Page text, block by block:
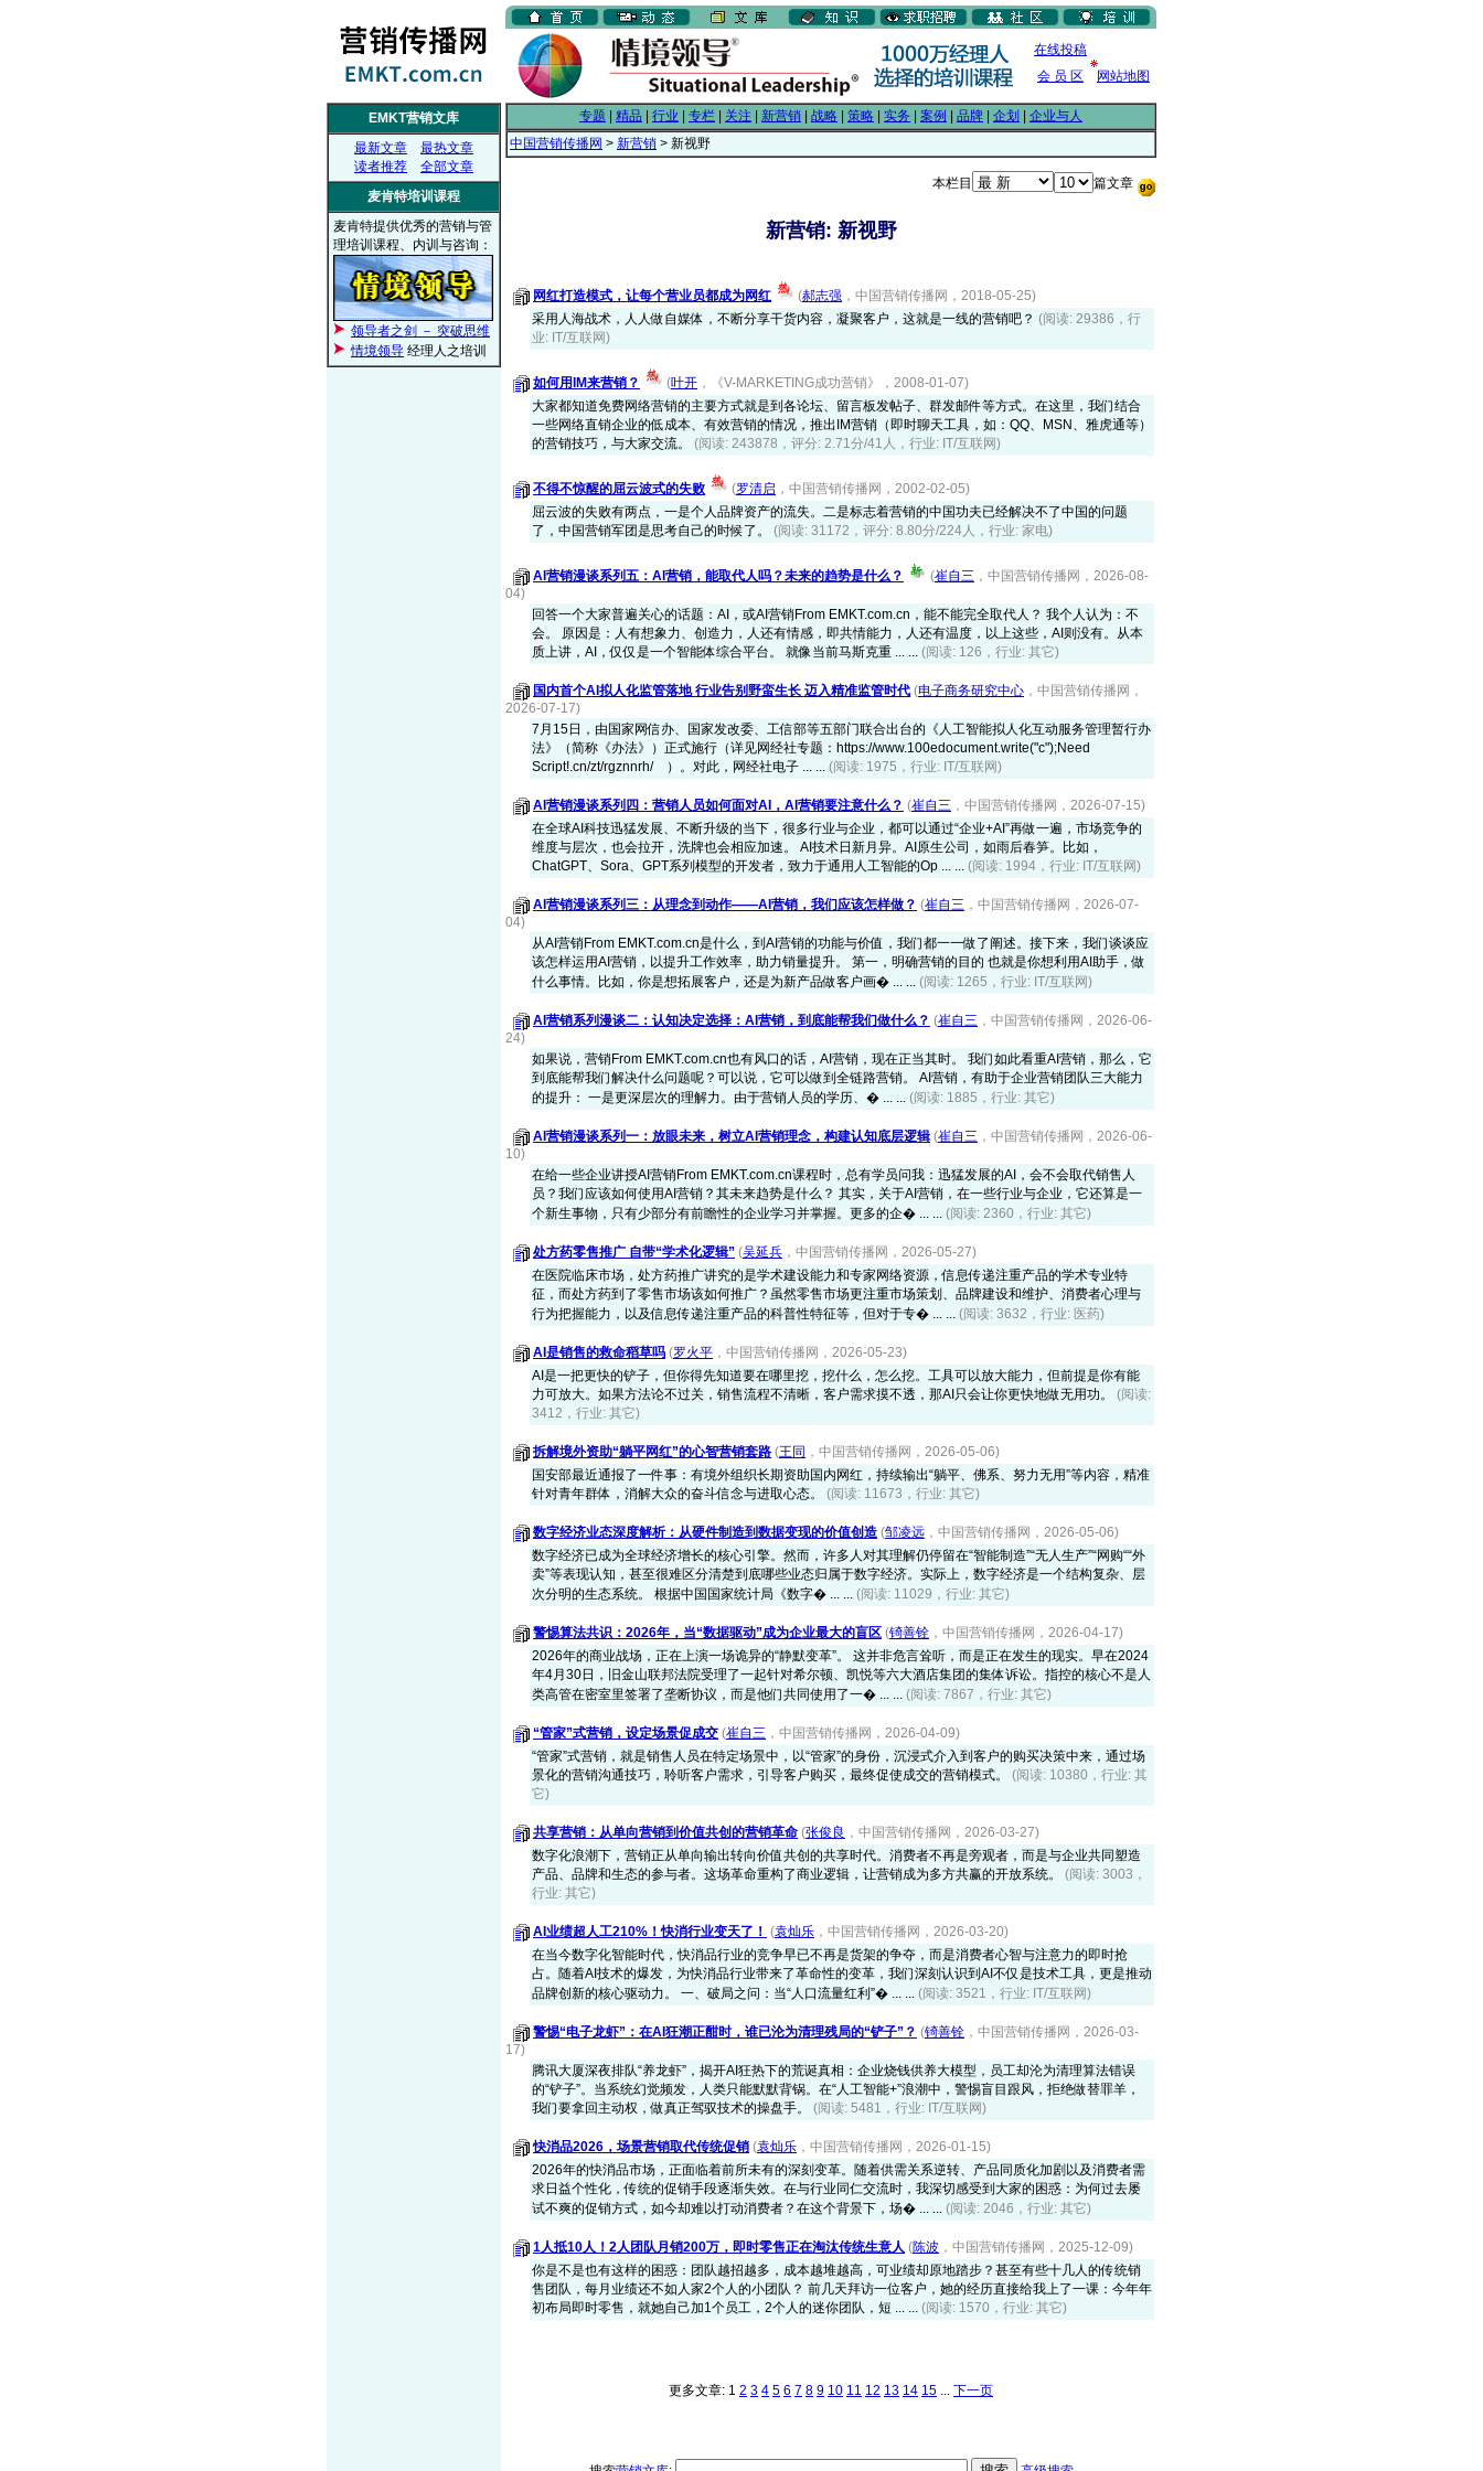
在线投稿
会 员 区
网站地图
EMKT营销文库
最新文章
最热文章
读者推荐
全部文章
麦肯特培训课程
麦肯特提供优秀的营销与管
理培训课程、内训与咨询：
领导者之剑 － 突破思维
情境领导 经理人之培训
专题 精品 行业 专栏 关注 新营销 战略 策略 实务 案例 品牌 企划
企业与人
中国营销传播网 > 新营销 > 新视野
本栏目 篇文章
新营销: 新视野
网红打造模式，让每个营业员都成为网红 (郝志强 ，中国营销传播网，2018-05-25)
采用人海战术，人人做自媒体，不断分享干货内容，凝聚客户，这就是一线的营销吧？ (阅读: 29386，行
业: IT/互联网)
如何用IM来营销？ (叶开 ，《V-MARKETING成功营销》，2008-01-07)
大家都知道免费网络营销的主要方式就是到各论坛、留言板发帖子、群发邮件等方式。在这里，我们结合
一些网络直销企业的低成本、有效营销的情况，推出IM营销（即时聊天工具，如：QQ、MSN、雅虎通等）
的营销技巧，与大家交流。 (阅读: 243878，评分: 2.71分/41人，行业: IT/互联网)
不得不惊醒的屈云波式的失败 (罗清启 ，中国营销传播网，2002-02-05)
屈云波的失败有两点，一是个人品牌资产的流失。二是标志着营销的中国功夫已经解决不了中国的问题
了，中国营销军团是思考自己的时候了。 (阅读: 31172，评分: 8.80分/224人，行业: 家电)
AI营销漫谈系列五：AI营销，能取代人吗？未来的趋势是什么？ (崔自三 ，中国营销传播网，2026-08-
04)
回答一个大家普遍关心的话题：AI，或AI营销From EMKT.com.cn，能不能完全取代人？ 我个人认为：不
会。 原因是：人有想象力、创造力，人还有情感，即共情能力，人还有温度，以上这些，AI则没有。从本
质上讲，AI，仅仅是一个智能体综合平台。 就像当前马斯克重 ... ... (阅读: 126，行业: 其它)
国内首个AI拟人化监管落地 行业告别野蛮生长 迈入精准监管时代 (电子商务研究中心 ，中国营销传播网，
2026-07-17)
7月15日，由国家网信办、国家发改委、工信部等五部门联合出台的《人工智能拟人化互动服务管理暂行办
法》（简称《办法》）正式施行（详见网经社专题：https://www.100edocument.write("c");Need
Script!.cn/zt/rgznnrh/ ）。对此，网经社电子 ... ... (阅读: 1975，行业: IT/互联网)
AI营销漫谈系列四：营销人员如何面对AI，AI营销要注意什么？ (崔自三 ，中国营销传播网，2026-07-15)
在全球AI科技迅猛发展、不断升级的当下，很多行业与企业，都可以通过“企业+AI”再做一遍，市场竞争的
维度与层次，也会拉开，洗牌也会相应加速。 AI技术日新月异。AI原生公司，如雨后春笋。比如，
ChatGPT、Sora、GPT系列模型的开发者，致力于通用人工智能的Op ... ... (阅读: 1994，行业: IT/互联网)
AI营销漫谈系列三：从理念到动作——AI营销，我们应该怎样做？ (崔自三 ，中国营销传播网，2026-07-
04)
从AI营销From EMKT.com.cn是什么，到AI营销的功能与价值，我们都一一做了阐述。接下来，我们谈谈应
该怎样运用AI营销，以提升工作效率，助力销量提升。 第一，明确营销的目的 也就是你想利用AI助手，做
什么事情。比如，你是想拓展客户，还是为新产品做客户画� ... ... (阅读: 1265，行业: IT/互联网)
AI营销系列漫谈二：认知决定选择：AI营销，到底能帮我们做什么？ (崔自三 ，中国营销传播网，2026-06-
24)
如果说，营销From EMKT.com.cn也有风口的话，AI营销，现在正当其时。 我们如此看重AI营销，那么，它
到底能帮我们解决什么问题呢？可以说，它可以做到全链路营销。 AI营销，有助于企业营销团队三大能力
的提升： 一是更深层次的理解力。由于营销人员的学历、� ... ... (阅读: 1885，行业: 其它)
AI营销漫谈系列一：放眼未来，树立AI营销理念，构建认知底层逻辑 (崔自三 ，中国营销传播网，2026-06-
10)
在给一些企业讲授AI营销From EMKT.com.cn课程时，总有学员问我：迅猛发展的AI，会不会取代销售人
员？我们应该如何使用AI营销？其未来趋势是什么？ 其实，关于AI营销，在一些行业与企业，它还算是一
个新生事物，只有少部分有前瞻性的企业学习并掌握。更多的企� ... ... (阅读: 2360，行业: 其它)
处方药零售推广 自带“学术化逻辑” (吴延兵 ，中国营销传播网，2026-05-27)
在医院临床市场，处方药推广讲究的是学术建设能力和专家网络资源，信息传递注重产品的学术专业特
征，而处方药到了零售市场该如何推广？虽然零售市场更注重市场策划、品牌建设和维护、消费者心理与
行为把握能力，以及信息传递注重产品的科普性特征等，但对于专� ... ... (阅读: 3632，行业: 医药)
AI是销售的救命稻草吗 (罗火平 ，中国营销传播网，2026-05-23)
AI是一把更快的铲子，但你得先知道要在哪里挖，挖什么，怎么挖。工具可以放大能力，但前提是你有能
力可放大。如果方法论不过关，销售流程不清晰，客户需求摸不透，那AI只会让你更快地做无用功。 (阅读:
3412，行业: 其它)
拆解境外资助“躺平网红”的心智营销套路 (王同 ，中国营销传播网，2026-05-06)
国安部最近通报了一件事：有境外组织长期资助国内网红，持续输出“躺平、佛系、努力无用”等内容，精准
针对青年群体，消解大众的奋斗信念与进取心态。 (阅读: 11673，行业: 其它)
数字经济业态深度解析：从硬件制造到数据变现的价值创造 (邹凌远 ，中国营销传播网，2026-05-06)
数字经济已成为全球经济增长的核心引擎。然而，许多人对其理解仍停留在“智能制造”“无人生产”“网购““外
卖”等表现认知，甚至很难区分清楚到底哪些业态归属于数字经济。实际上，数字经济是一个结构复杂、层
次分明的生态系统。 根据中国国家统计局《数字� ... ... (阅读: 11029，行业: 其它)
警惕算法共识：2026年，当“数据驱动”成为企业最大的盲区 (锜善铨 ，中国营销传播网，2026-04-17)
2026年的商业战场，正在上演一场诡异的“静默变革”。 这并非危言耸听，而是正在发生的现实。早在2024
年4月30日，旧金山联邦法院受理了一起针对希尔顿、凯悦等六大酒店集团的集体诉讼。指控的核心不是人
类高管在密室里签署了垄断协议，而是他们共同使用了一� ... ... (阅读: 7867，行业: 其它)
“管家”式营销，设定场景促成交 (崔自三 ，中国营销传播网，2026-04-09)
“管家”式营销，就是销售人员在特定场景中，以“管家”的身份，沉浸式介入到客户的购买决策中来，通过场
景化的营销沟通技巧，聆听客户需求，引导客户购买，最终促使成交的营销模式。 (阅读: 10380，行业: 其
它)
共享营销：从单向营销到价值共创的营销革命 (张俊良 ，中国营销传播网，2026-03-27)
数字化浪潮下，营销正从单向输出转向价值共创的共享时代。消费者不再是旁观者，而是与企业共同塑造
产品、品牌和生态的参与者。这场革命重构了商业逻辑，让营销成为多方共赢的开放系统。 (阅读: 3003，
行业: 其它)
AI业绩超人工210%！快消行业变天了！ (袁灿乐 ，中国营销传播网，2026-03-20)
在当今数字化智能时代，快消品行业的竞争早已不再是货架的争夺，而是消费者心智与注意力的即时抢
占。随着AI技术的爆发，为快消品行业带来了革命性的变革，我们深刻认识到AI不仅是技术工具，更是推动
品牌创新的核心驱动力。 一、破局之问：当“人口流量红利”� ... ... (阅读: 3521，行业: IT/互联网)
警惕“电子龙虾”：在AI狂潮正酣时，谁已沦为清理残局的“铲子”？ (锜善铨 ，中国营销传播网，2026-03-
17)
腾讯大厦深夜排队“养龙虾”，揭开AI狂热下的荒诞真相：企业烧钱供养大模型，员工却沦为清理算法错误
的“铲子”。当系统幻觉频发，人类只能默默背锅。在“人工智能+”浪潮中，警惕盲目跟风，拒绝做替罪羊，
我们要拿回主动权，做真正驾驭技术的操盘手。 (阅读: 5481，行业: IT/互联网)
快消品2026，场景营销取代传统促销 (袁灿乐 ，中国营销传播网，2026-01-15)
2026年的快消品市场，正面临着前所未有的深刻变革。随着供需关系逆转、产品同质化加剧以及消费者需
求日益个性化，传统的促销手段逐渐失效。在与行业同仁交流时，我深切感受到大家的困惑：为何过去屡
试不爽的促销方式，如今却难以打动消费者？在这个背景下，场� ... ... (阅读: 2046，行业: 其它)
1人抵10人！2人团队月销200万，即时零售正在淘汰传统生意人 (陈波 ，中国营销传播网，2025-12-09)
你是不是也有这样的困惑：团队越招越多，成本越堆越高，可业绩却原地踏步？甚至有些十几人的传统销
售团队，每月业绩还不如人家2个人的小团队？ 前几天拜访一位客户，她的经历直接给我上了一课：今年年
初布局即时零售，就她自己加1个员工，2个人的迷你团队，短 ... ... (阅读: 1570，行业: 其它)
更多文章: 1 2 3 4 5 6 7 8 9 10 11 12 13 14 15 ... 下一页